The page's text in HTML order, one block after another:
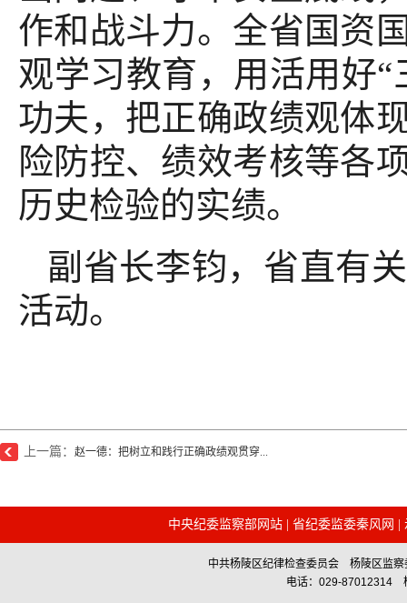
作和战斗力。全省国资
观学习教育，用活用好
功夫，把正确政绩观体
险防控、绩效考核等各
历史检验的实绩。
副省长李钧，省直有
活动。
上一篇： 赵一德：把树立和践行正确政绩观贯穿...
中央纪委监察部网站| 省纪委监委秦风网
中共杨陵区纪律检查委员会 杨陵区监
电话：029-87012314